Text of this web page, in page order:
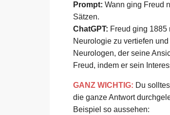
Prompt: Wann ging Freud
Sätzen.
ChatGPT: Freud ging 1885
Neurologie zu vertiefen
Neurologen, der seine
Freud, indem er sein
GANZ WICHTIG: Du
die ganze Antwort
Beispiel so aussehen: